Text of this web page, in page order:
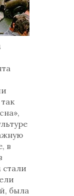
в
стали
была